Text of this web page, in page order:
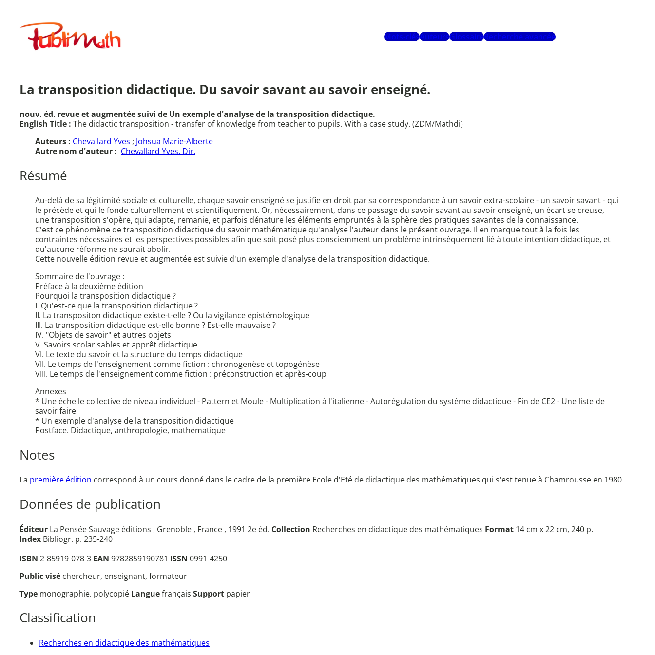
contenuPublimath
Mots-clésAuteursGlossaireRecherche avancée
La transposition didactique. Du savoir savant au savoir enseigné.
nouv. éd. revue et augmentée suivi de Un exemple d'analyse de la transposition didactique.
English Title : The didactic transposition - transfer of knowledge from teacher to pupils. With a case study. (ZDM/Mathdi)
Auteurs : Chevallard Yves ; Johsua Marie-Alberte
Autre nom d'auteur : Chevallard Yves. Dir.
Résumé
Au-delà de sa légitimité sociale et culturelle, chaque savoir enseigné se justifie en droit par sa correspondance à un savoir extra-scolaire - un savoir savant - qui
le précède et qui le fonde culturellement et scientifiquement. Or, nécessairement, dans ce passage du savoir savant au savoir enseigné, un écart se creuse,
une transposition s'opère, qui adapte, remanie, et parfois dénature les éléments empruntés à la sphère des pratiques savantes de la connaissance.
C'est ce phénomène de transposition didactique du savoir mathématique qu'analyse l'auteur dans le présent ouvrage. Il en marque tout à la fois les
contraintes nécessaires et les perspectives possibles afin que soit posé plus consciemment un problème intrinsèquement lié à toute intention didactique, et
qu'aucune réforme ne saurait abolir.
Cette nouvelle édition revue et augmentée est suivie d'un exemple d'analyse de la transposition didactique.
Sommaire de l'ouvrage :
Préface à la deuxième édition
Pourquoi la transposition didactique ?
I. Qu'est-ce que la transposition didactique ?
II. La transpositon didactique existe-t-elle ? Ou la vigilance épistémologique
III. La transposition didactique est-elle bonne ? Est-elle mauvaise ?
IV. "Objets de savoir" et autres objets
V. Savoirs scolarisables et apprêt didactique
VI. Le texte du savoir et la structure du temps didactique
VII. Le temps de l'enseignement comme fiction : chronogenèse et topogénèse
VIII. Le temps de l'enseignement comme fiction : préconstruction et après-coup
Annexes
* Une échelle collective de niveau individuel - Pattern et Moule - Multiplication à l'italienne - Autorégulation du système didactique - Fin de CE2 - Une liste de
savoir faire.
* Un exemple d'analyse de la transposition didactique
Postface. Didactique, anthropologie, mathématique
Notes
La première édition correspond à un cours donné dans le cadre de la première Ecole d'Eté de didactique des mathématiques qui s'est tenue à Chamrousse en 1980.
Données de publication
Éditeur La Pensée Sauvage éditions , Grenoble , France , 1991 2e éd. Collection Recherches en didactique des mathématiques Format 14 cm x 22 cm, 240 p.
Index Bibliogr. p. 235-240
ISBN 2-85919-078-3 EAN 9782859190781 ISSN 0991-4250
Public visé chercheur, enseignant, formateur
Type monographie, polycopié Languefrançais Support papier
Classification
Recherches en didactique des mathématiques